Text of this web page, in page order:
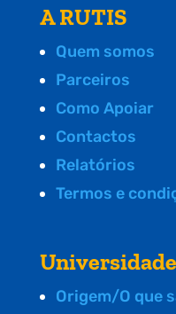
A RUTIS
Quem somos
Parceiros
Como Apoiar
Contactos
Relatórios
Termos e
Origem/O que